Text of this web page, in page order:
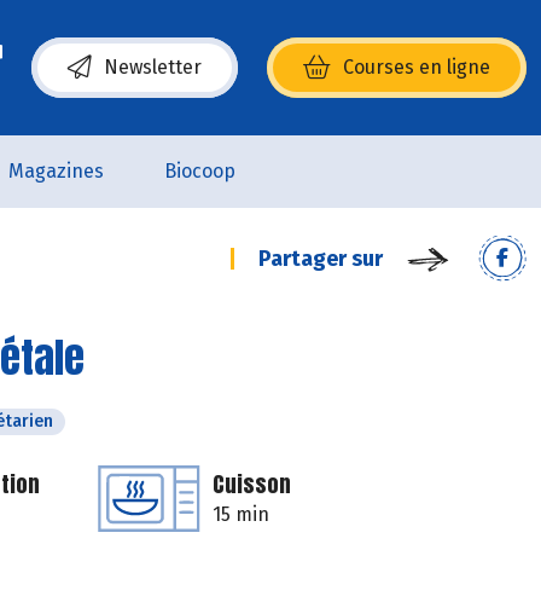
Newsletter Courses en ligne
(s’ouvre dans une nouvelle fenêtre)
Magazines Biocoop
Partager sur
Cuisson
15 min